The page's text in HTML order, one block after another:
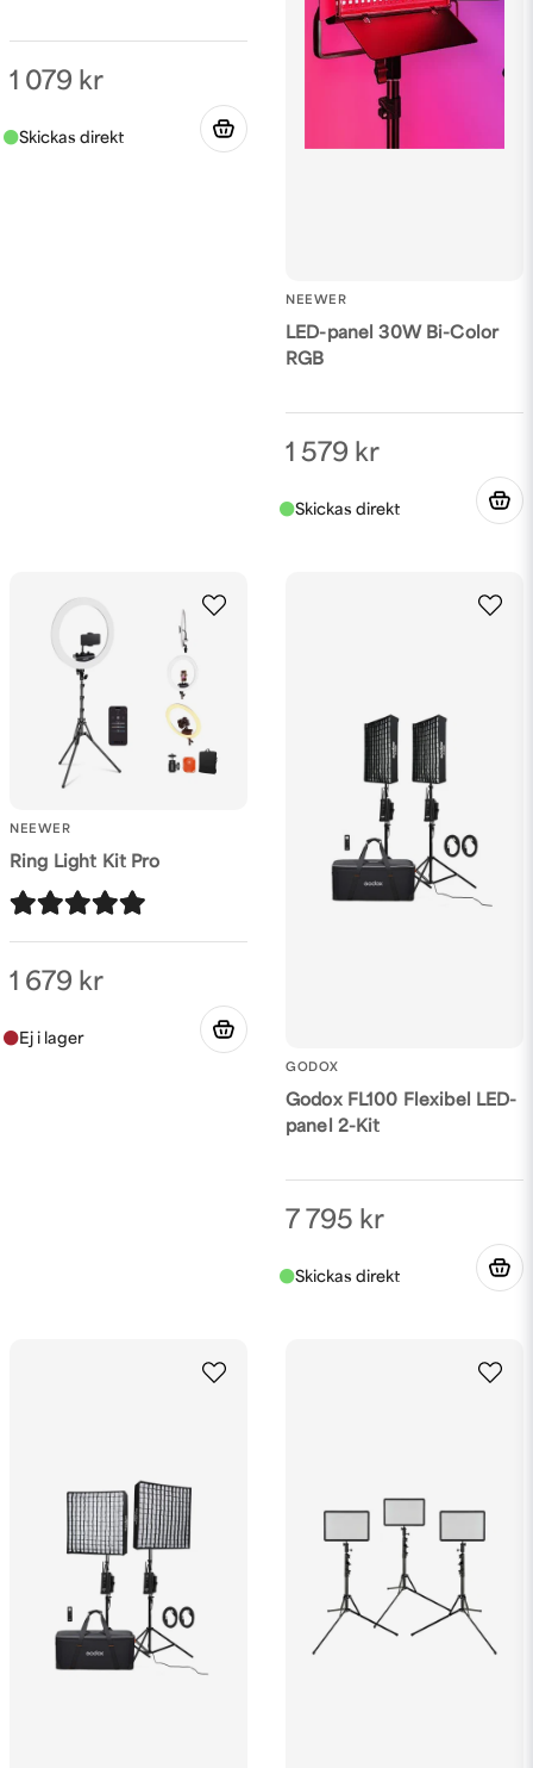
1 079 kr
NEEWER
LED-panel 30W Bi-Color
RGB
1 579 kr
NEEWER
Ring Light Kit Pro
1 679 kr
GODOX
Godox FL100 Flexibel LED-
panel 2-Kit
7 795 kr